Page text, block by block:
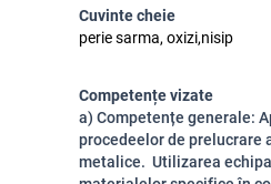
Cuvinte cheie
perie sarma, oxizi,nisip
Competențe vizate
a) Competențe generale:
procedeelor de prelucrare
metalice. Utilizarea